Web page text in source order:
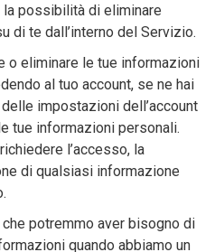
possibilità di eliminare
di te dall’interno del Servizio.
o eliminare le tue informazioni
al tuo account, se ne hai
impostazioni dell’account
tue informazioni personali.
l’accesso, la
di qualsiasi informazione
potremmo aver bisogno di
quando abbiamo un